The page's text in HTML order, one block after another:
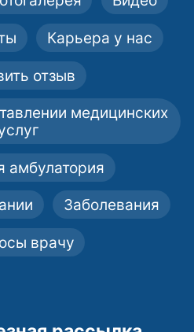
Карьера у нас
отзыв
медицинских
амбулатория
Заболевания
врачу